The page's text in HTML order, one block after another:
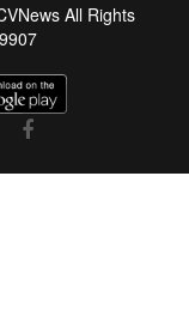
All Rights